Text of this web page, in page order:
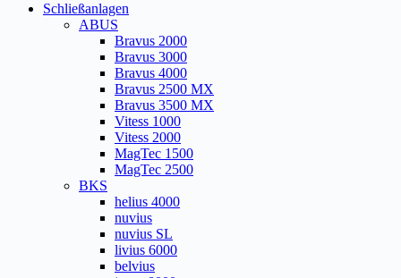
Schließanlagen
ABUS
Bravus 2000
Bravus 3000
Bravus 4000
Bravus 2500 MX
Bravus 3500 MX
Vitess 1000
Vitess 2000
MagTec 1500
MagTec 2500
BKS
helius 4000
nuvius
nuvius SL
livius 6000
belvius